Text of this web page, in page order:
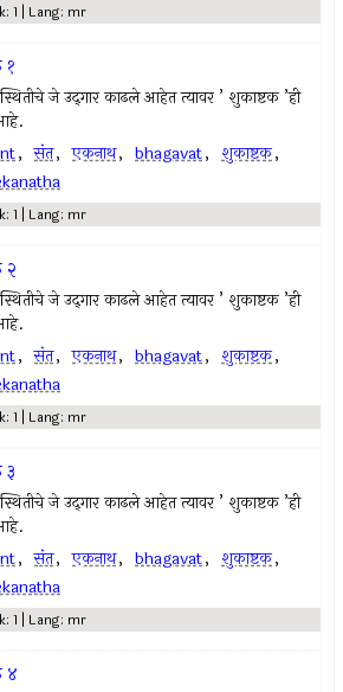
1 | Lang: mr
जे उद्‍गार काढले आहेत त्यावर ’ शुकाष्टक ’ही
, संत, एकनाथ, bhagavat, शुकाष्टक,
1 | Lang: mr
२
जे उद्‍गार काढले आहेत त्यावर ’ शुकाष्टक ’ही
, संत, एकनाथ, bhagavat, शुकाष्टक,
1 | Lang: mr
जे उद्‍गार काढले आहेत त्यावर ’ शुकाष्टक ’ही
, संत, एकनाथ, bhagavat, शुकाष्टक,
1 | Lang: mr
४